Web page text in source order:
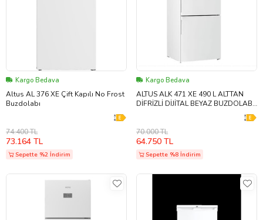
Kargo Bedava
Altus AL 376 XE Çift Kapılı No Frost
Buzdolabı
74.400 TL
73.164 TL
Sepette %2 İndirim
Kargo Bedava
ALTUS ALK 471 XE 490 L ALTTAN
DİFRİZLİ DİJİTAL BEYAZ BUZDOLABI
70.000 TL
64.750 TL
Sepette %8 İndirim